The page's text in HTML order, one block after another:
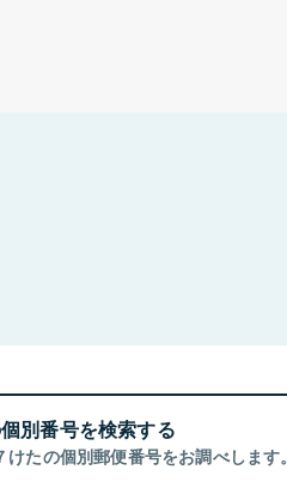
別番号を検索する
けたの個別郵便番号をお調べします。